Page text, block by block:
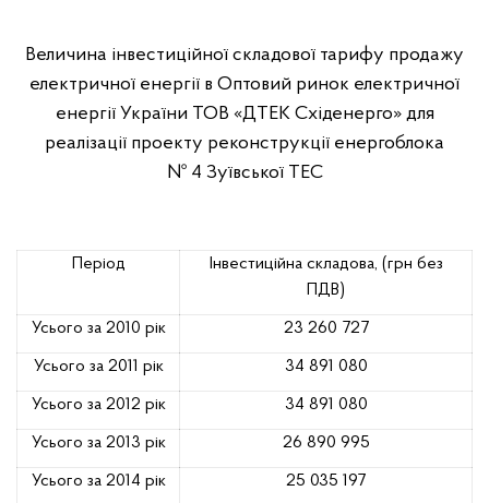
Величина інвестиційної складової тарифу продажу
електричної енергії в Оптовий ринок електричної
енергії України ТОВ «ДТЕК Східенерго» для
реалізації проекту реконструкції енергоблока
№ 4 Зуївської ТЕС
Період
Інвестиційна складова, (грн без
ПДВ)
Усього за 2010 рік 23 260 727
Усього за 2011 рік 34 891 080
Усього за 2012 рік 34 891 080
Усього за 2013 рік 26 890 995
Усього за 2014 рік 25 035 197